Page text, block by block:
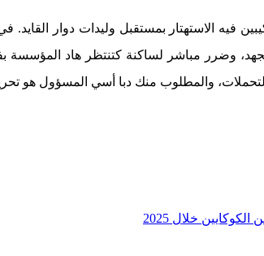
الاستهتار بمستقبل وليدات دوار القايد.
وضرر مباشر لساكنة كتنتظر هاد المؤسسة
والمطلوب منك دبا أسي المسؤول هو